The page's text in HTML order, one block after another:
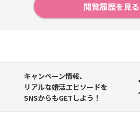
閲覧履歴を見る
キャンペーン情報、
リアルな婚活エピソードを
SNSからもGETしよう！